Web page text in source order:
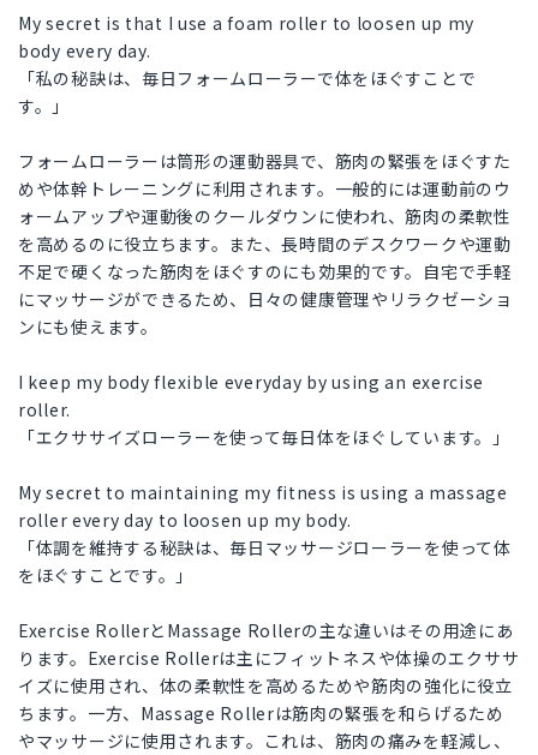
My secret is that I use a foam roller to loosen up my
body every day.
「私の秘訣は、毎日フォームローラーで体をほぐすことで
す。」
フォームローラーは筒形の運動器具で、筋肉の緊張をほぐすた
めや体幹トレーニングに利用されます。一般的には運動前のウ
ォームアップや運動後のクールダウンに使われ、筋肉の柔軟性
を高めるのに役立ちます。また、長時間のデスクワークや運動
不足で硬くなった筋肉をほぐすのにも効果的です。自宅で手軽
にマッサージができるため、日々の健康管理やリラクゼーショ
ンにも使えます。
I keep my body flexible everyday by using an exercise
roller.
「エクササイズローラーを使って毎日体をほぐしています。」
My secret to maintaining my fitness is using a massage
roller every day to loosen up my body.
「体調を維持する秘訣は、毎日マッサージローラーを使って体
をほぐすことです。」
Exercise RollerとMassage Rollerの主な違いはその用途にあ
ります。Exercise Rollerは主にフィットネスや体操のエクササ
イズに使用され、体の柔軟性を高めるためや筋肉の強化に役立
ちます。一方、Massage Rollerは筋肉の緊張を和らげるため
やマッサージに使用されます。これは、筋肉の痛みを軽減し、